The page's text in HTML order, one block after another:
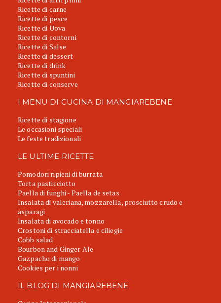
Ricette di carne
Ricette di pesce
Ricette di Uova
Ricette di contorni
Ricette di Salse
Ricette di dessert
Ricette di drink
Ricette di spuntini
Ricette di conserve
I MENU DI CUCINA DI MANGIAREBENE
Ricette di stagione
Le occasioni speciali
Le feste tradizionali
LE ULTIME RICETTE
Pomodori ripieni di burrata
Torta pasticciotto
Paella di funghi - Paella de setas
Insalata di valeriana, mozzarella, prosciutto crudo e
asparagi
Insalata di avocado e tonno
Crostoni di stracciatella e ciliegie
Cobb salad
Bourbon and Ginger Ale
Gazpacho di mango
Cookies per i nonni
IL BLOG DI MANGIAREBENE